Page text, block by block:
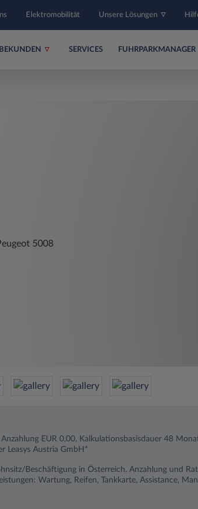
Elektromobilität Unsere Lösungen
SERVICES FUHRPARKMANAGER
EUR 0,00, Kalkulationsbasisdauer 48
Leasys Austria GmbH*
Beschäftigung in Österreich. Anzahlung und
Wartung, Reifen, Tankkarte, Assistance,